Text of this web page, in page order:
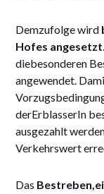
Demzufolge wird
Hofes angesetzt
diebesonderen
angewendet.
derErblasserIn
ausgezahlt
Verkehrswert
Das